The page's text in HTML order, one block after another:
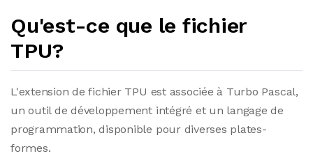
Qu'est-ce que le fichier
TPU?
L'extension de fichier TPU est associée à Turbo Pascal,
un outil de développement intégré et un langage de
programmation, disponible pour diverses plates-
formes.